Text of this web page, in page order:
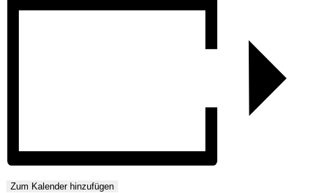
Zum Kalender hinzufügen